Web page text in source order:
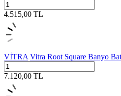
4.515,00 TL
VİTRA Vitra Root Square Banyo
7.120,00 TL